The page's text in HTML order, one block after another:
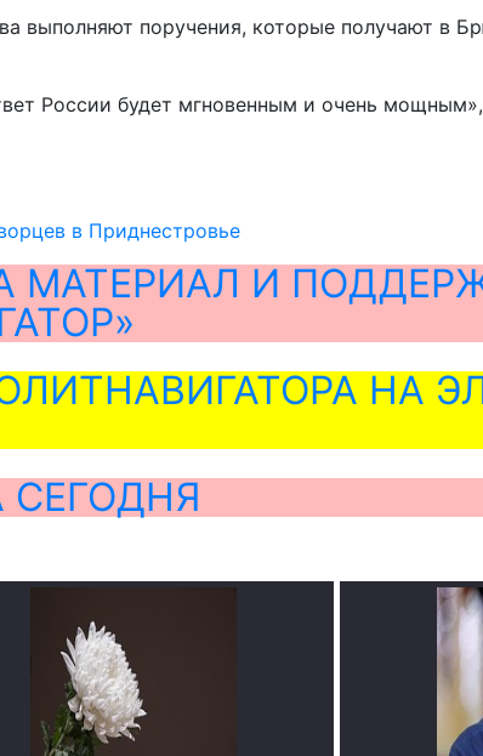
выполняют поручения, которые получают в
России будет мгновенным и очень
в Приднестровье
МАТЕРИАЛ И
НА
СЕГОДНЯ